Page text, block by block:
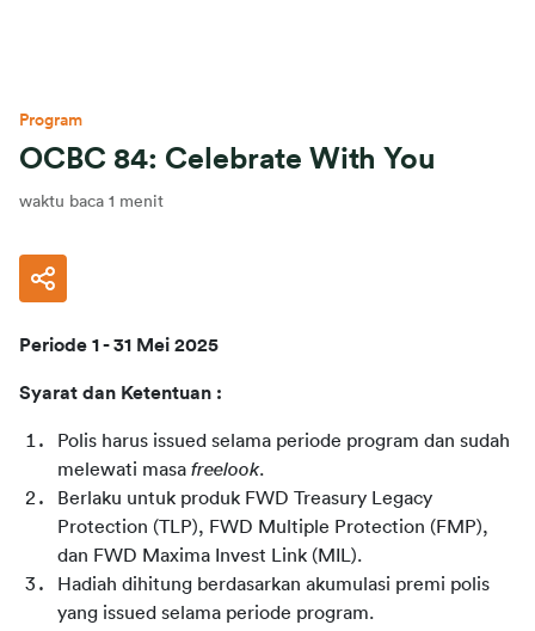
Program
OCBC 84: Celebrate With You
waktu baca 1 menit
Periode 1 - 31 Mei 2025
Syarat dan Ketentuan :
Polis harus issued selama periode program dan sudah
melewati masa freelook.
Berlaku untuk produk FWD Treasury Legacy
Protection (TLP), FWD Multiple Protection (FMP),
dan FWD Maxima Invest Link (MIL).
Hadiah dihitung berdasarkan akumulasi premi polis
yang issued selama periode program.